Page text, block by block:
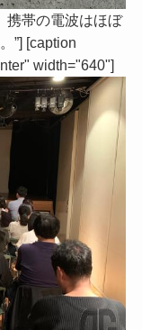
携帯の電波はほぼ
”] [caption
width="640"]